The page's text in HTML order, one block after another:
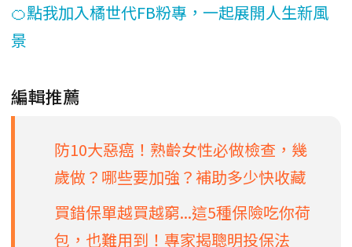
🍊點我加入橘世代FB粉專，一起展開人生新風
景
編輯推薦
防10大惡癌！熟齡女性必做檢查，幾
歲做？哪些要加強？補助多少快收藏
買錯保單越買越窮...這5種保險吃你荷
包，也難用到！專家揭聰明投保法